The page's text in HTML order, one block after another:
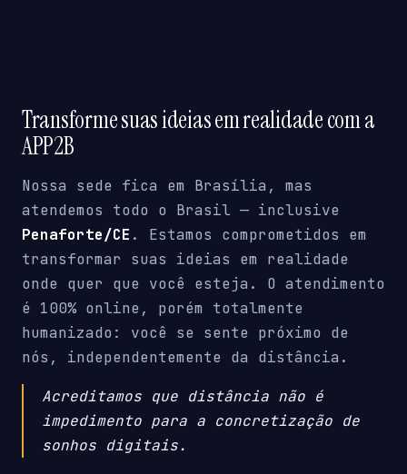
Transforme suas ideias em realidade com a
APP2B
Nossa sede fica em Brasília, mas
atendemos todo o Brasil — inclusive
Penaforte/CE . Estamos comprometidos em
transformar suas ideias em realidade
onde quer que você esteja. O atendimento
é 100% online, porém totalmente
humanizado: você se sente próximo de
nós, independentemente da distância.
Acreditamos que distância não é
impedimento para a concretização de
sonhos digitais.